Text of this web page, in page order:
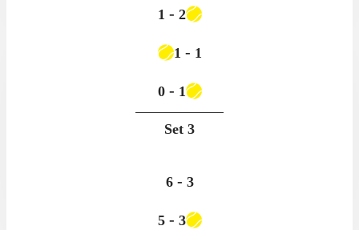
1 - 2
1 - 1
0- 1
Set 3
6 - 3
5 - 3